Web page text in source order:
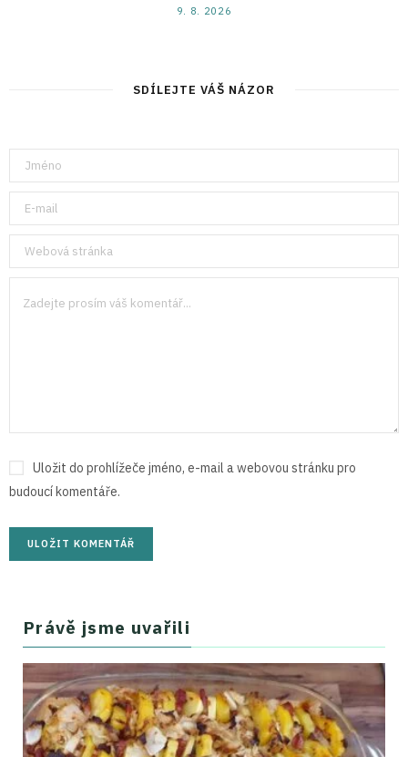
9. 8. 2026
SDÍLEJTE VÁŠ NÁZOR
Uložit do prohlížeče jméno, e-mail a webovou stránku pro
budoucí komentáře.
Právě jsme uvařili